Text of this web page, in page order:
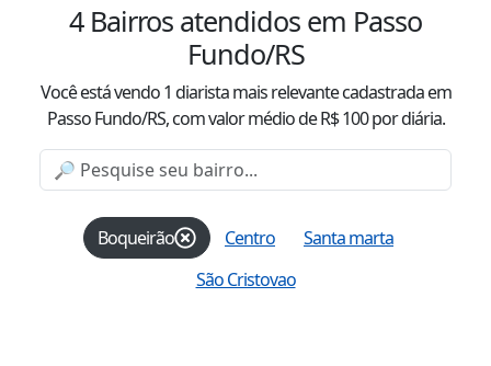
4 Bairros atendidos em Passo
Fundo/RS
Você está vendo1 diarista mais relevante cadastrada em
Passo Fundo/RS, com valormédiode R$100por diária.
Boqueirão Centro
Santa marta
São Cristovao